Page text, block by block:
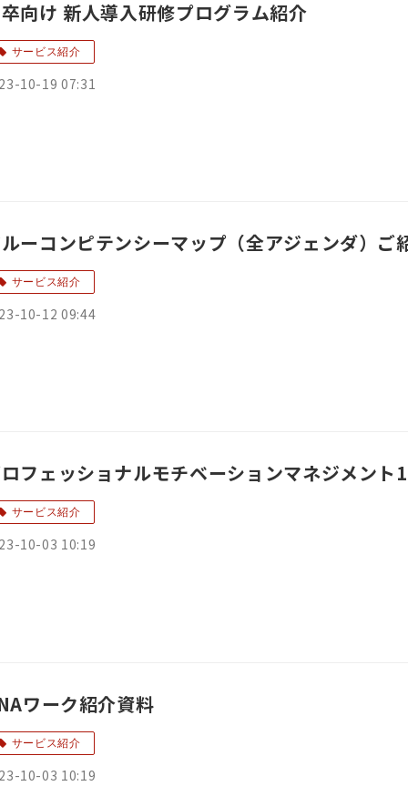
向け 新人導入研修プログラム紹介
サービス紹介
10-19 07:31
ーコンピテンシーマップ（全アジェンダ）ご
サービス紹介
10-12 09:44
フェッショナルモチベーションマネジメント
サービス紹介
10-03 10:19
ワーク紹介資料
サービス紹介
10-03 10:19